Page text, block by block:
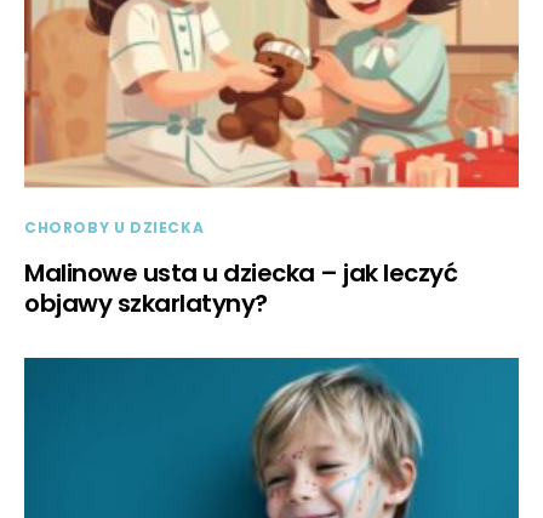
CHOROBY U DZIECKA
Malinowe usta u dziecka – jak leczyć
objawy szkarlatyny?